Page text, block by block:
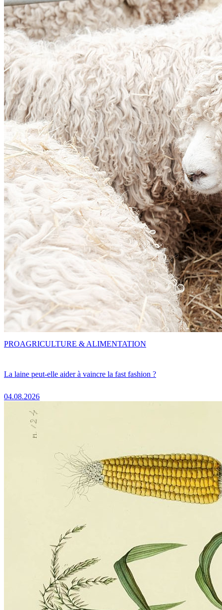
La laine peut-elle aider à vaincre la fast fashion ?
04.08.2026
PROAGRICULTURE & ALIMENTATION